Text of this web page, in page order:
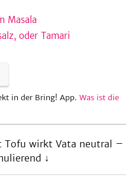
Masala
oder Tamari
in der Bring! App. Was ist die
Tofu wirkt Vata neutral –
↓